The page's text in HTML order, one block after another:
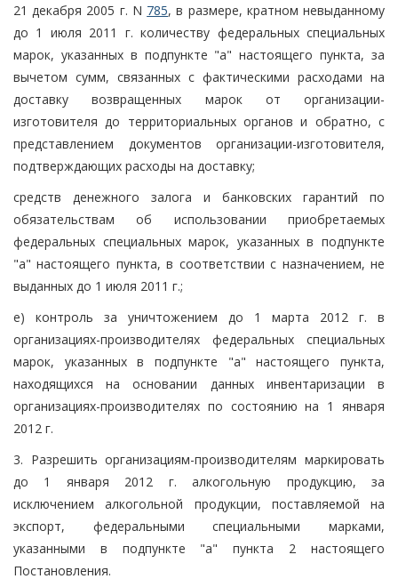
21 декабря 2005 г. N 785, в размере, кратном невыданному
до 1 июля 2011 г. количеству федеральных специальных
марок, указанных в подпункте "а" настоящего пункта, за
вычетом сумм, связанных с фактическими расходами на
доставку возвращенных марок от организации-
изготовителя до территориальных органов и обратно, с
представлением документов организации-изготовителя,
подтверждающих расходы на доставку;
средств денежного залога и банковских гарантий по
обязательствам об использовании приобретаемых
федеральных специальных марок, указанных в подпункте
"а" настоящего пункта, в соответствии с назначением, не
выданных до 1 июля 2011 г.;
е) контроль за уничтожением до 1 марта 2012 г. в
организациях-производителях федеральных специальных
марок, указанных в подпункте "а" настоящего пункта,
находящихся на основании данных инвентаризации в
организациях-производителях по состоянию на 1 января
2012 г.
3. Разрешить организациям-производителям маркировать
до 1 января 2012 г. алкогольную продукцию, за
исключением алкогольной продукции, поставляемой на
экспорт, федеральными специальными марками,
указанными в подпункте "а" пункта 2 настоящего
Постановления.